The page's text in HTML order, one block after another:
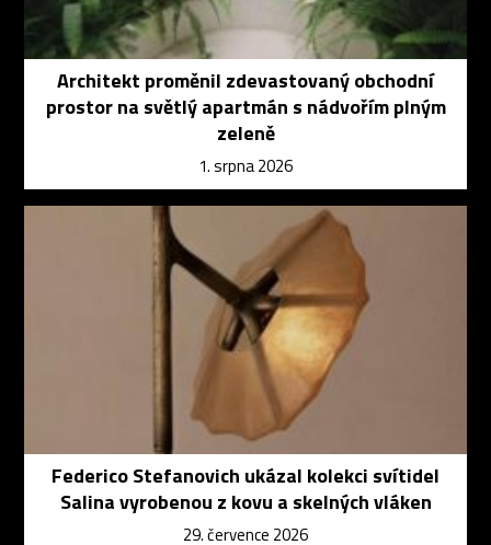
Architekt proměnil zdevastovaný obchodní
prostor na světlý apartmán s nádvořím plným
zeleně
1. srpna 2026
Federico Stefanovich ukázal kolekci svítidel
Salina vyrobenou z kovu a skelných vláken
29. července 2026